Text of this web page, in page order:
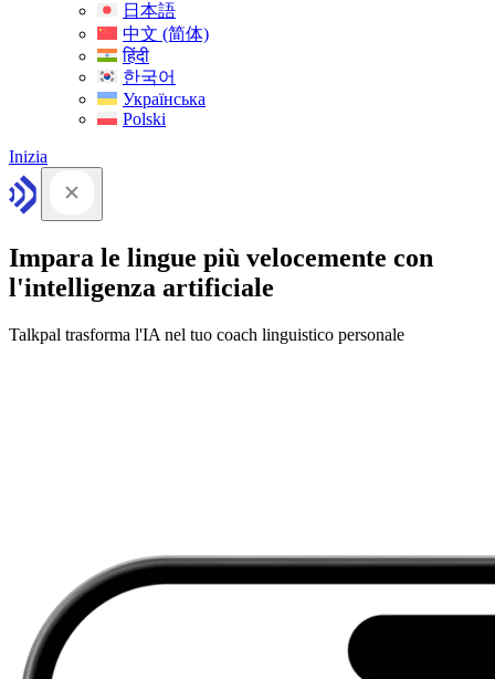
日本語
中文 (简体)
हिंदी
한국어
Українська
Polski
Inizia
Impara le lingue più velocemente con
l'intelligenza artificiale
Talkpal trasforma l'IA nel tuo coach linguistico personale